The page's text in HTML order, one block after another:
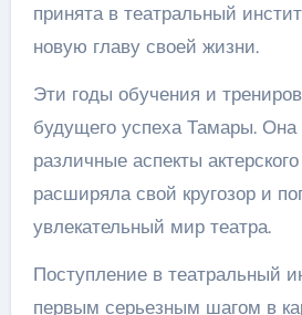
принята в театральный
новую главу своей жизни.
Эти годы обучения и
будущего успеха Тамары. Она
различные аспекты
расширяла свой кругозор и
увлекательный мир театра.
Поступление в театральный
первым серьезным шагом в